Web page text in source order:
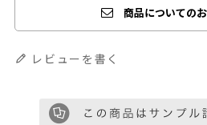
商品についての
レビューを書く